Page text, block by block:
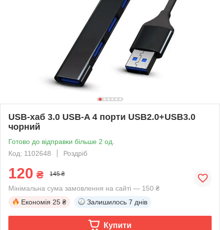
USB-хаб 3.0 USB-A 4 порти USB2.0+USB3.0
чорний
Готово до відправки більше 2 од.
Код: 1102648
Роздріб
120 ₴ 145 ₴
Мінімальна сума замовлення на сайті — 150 ₴
Економія 25 ₴ Залишилось 7 днів
Купити